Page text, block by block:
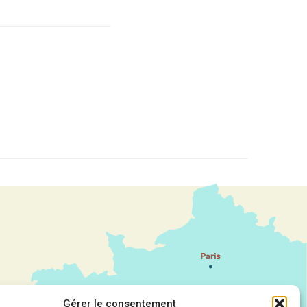
Gérer le consentement